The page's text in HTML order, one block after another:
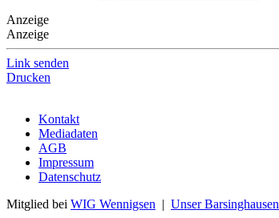
Anzeige
Anzeige
Link senden
Drucken
Kontakt
Mediadaten
AGB
Impressum
Datenschutz
Mitglied bei WIG Wennigsen | Unser Barsinghausen